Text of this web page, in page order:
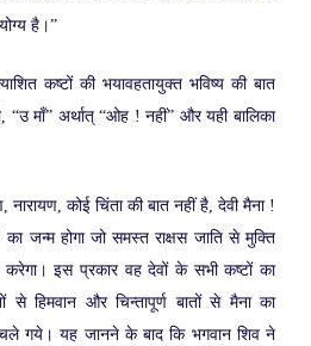
है।”
कष्टों की भयावहतायुक्त भविष्य की बात
“उ माँ” अर्थात् “ओह ! नहीं” और यही बालिका
कोई चिंता की बात नहीं है, देवी मैना !
जन्म होगा जो समस्त राक्षस जाति से मुक्ति
करेगा। इस प्रकार वह देवों के सभी कष्टों का
हिमवान और चिन्तापूर्ण बातों से मैना का
चले गये। यह जानने के बाद कि भगवान शिव ने